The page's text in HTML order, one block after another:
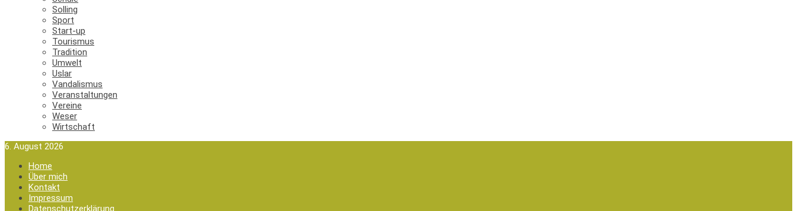
Solling
Sport
Start-up
Tourismus
Tradition
Umwelt
Uslar
Vandalismus
Veranstaltungen
Vereine
Weser
Wirtschaft
6. August 2026
Home
Über mich
Kontakt
Impressum
Datenschutzerklärung